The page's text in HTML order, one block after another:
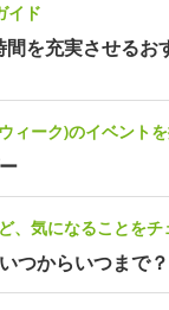
イド
を充実させるお
ィーク)のイベント
、気になることをチ
つからいつまで？